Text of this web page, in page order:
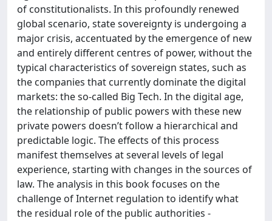
of constitutionalists. In this profoundly renewed
global scenario, state sovereignty is undergoing a
major crisis, accentuated by the emergence of new
and entirely different centres of power, without the
typical characteristics of sovereign states, such as
the companies that currently dominate the digital
markets: the so-called Big Tech. In the digital age,
the relationship of public powers with these new
private powers doesn’t follow a hierarchical and
predictable logic. The effects of this process
manifest themselves at several levels of legal
experience, starting with changes in the sources of
law. The analysis in this book focuses on the
challenge of Internet regulation to identify what
the residual role of the public authorities -